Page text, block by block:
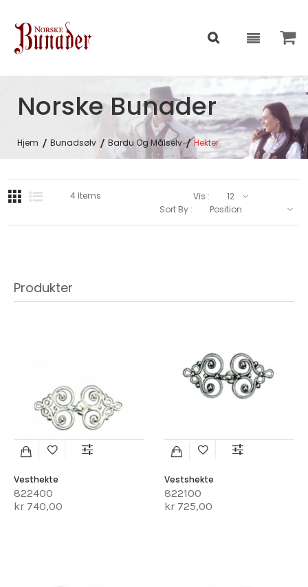
Norske Bunader
Hjem Bunadsølv Bardu Og Målselv Hekter
Produkter
Vesthekte
822400
kr 740,00
Vestshekte
822100
kr 725,00
4Items
Vis :
Sort By :